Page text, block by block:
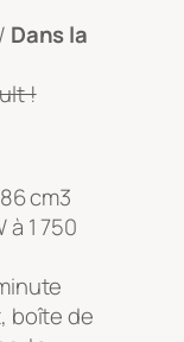
/ Dans la
!
cm3
à 1 750
boîte de